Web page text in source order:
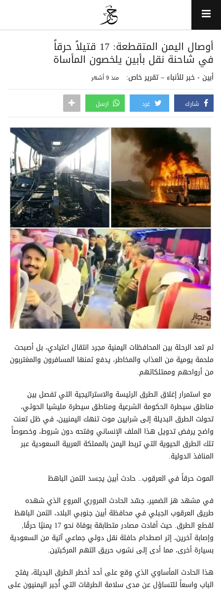
أوصال اليمن المتقطعة: 17 قتيلاً حرقاً
في شاحنة نقل بأبين يلخصون المأساة
أبين - خبر للأنباء – تقرير خاص: منذ 9 أشهر
شارك غرد ارسل
لم تعد الرحلة بين المحافظات اليمنية مجرد انتقال اعتيادي، بل أصبحت
ملحمة يومية من العذاب والمخاطر، يدفع ثمنها المسافرون والمغتربون
من أرواحهم وممتلكاتهم.
مع استمرار إغلاق الطرق الرئيسة والاستراتيجية التي تفصل بين
مناطق سيطرة الحكومة الشرعية ومناطق سيطرة مليشيا الحوثي،
تحولت الطرق البديلة إلى شرايين موت تنهك اليمنيين، في ظل تعنت
واضح يرفض تدويل هذا الملف الإنساني وفتحه دون شروط، وخصوصاً
تلك الطرق الحيوية التي تربط اليمن بالمملكة العربية السعودية عبر
المنافذ الدولية.
الموت حرقاً في العرقوب.. حادث أبين يجسد الثمن الباهظ
في مشهد هز الضمير، جسّد الحادث المروري المروع الذي شهده
طريق العرقوب الجبلي في محافظة أبين جنوبي البلاد، الثمن الباهظ
لقطع الطرق. حيث أفادت مصادر متطابقة بوفاة نحو 17 يمنيًا حرقًا,
وإصابة آخرين، إثر اصطدام حافلة نقل دولي جماعي آتية من السعودية
بسيارة أخرى، مما أدى إلى نشوب حريق التهم المركبتين.
هذا الحادث المأساوي الذي وقع على أحد أخطر الطرق البديلة، يفتح
الباب واسعاً للتساؤل عن مدى سلامة الطرقات التي أُجبر اليمنيون على